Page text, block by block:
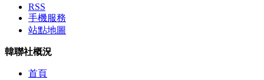
RSS
手機服務
站點地圖
韓聯社概況
首頁